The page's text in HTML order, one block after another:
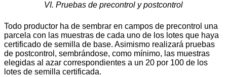
VI. Pruebas de precontrol y postcontrol
Todo productor ha de sembrar en campos de precontrol una
parcela con las muestras de cada uno de los lotes que haya
certificado de semilla de base. Asimismo realizará pruebas
de postcontrol, sembrándose, como mínimo, las muestras
elegidas al azar correspondientes a un 20 por 100 de los
lotes de semilla certificada.